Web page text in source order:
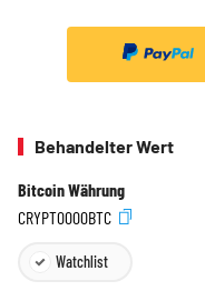
Behandelter Wert
Bitcoin Währung
CRYPT0000BTC
Watchlist